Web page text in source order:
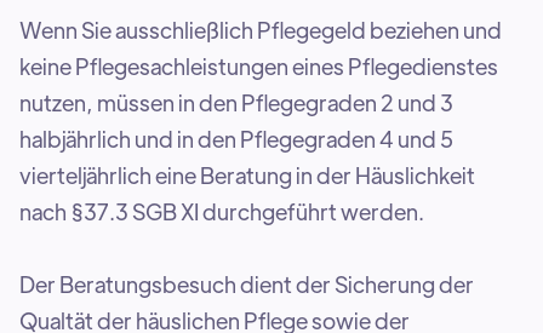
Wenn Sie ausschließlich Pflegegeld beziehen und
keine Pflegesachleistungen eines Pflegedienstes
nutzen, müssen in den Pflegegraden 2 und 3
halbjährlich und in den Pflegegraden 4 und 5
vierteljährlich eine Beratung in der Häuslichkeit
nach §37.3 SGB XI durchgeführt werden.
Der Beratungsbesuch dient der Sicherung der
Qualtät der häuslichen Pflege sowie der